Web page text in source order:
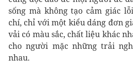
sống mà không tạo cảm giác
chí, chỉ với một kiểu dáng đơn
vải có màu sắc, chất liệu khác
cho người mặc những trải
nhau.